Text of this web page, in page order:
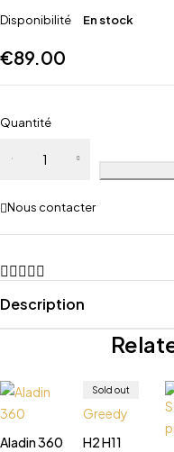
Disponibilité En stock
€89.00
Quantité
Nous contacter
Description
Aladin 360
Sold out
H2 H11